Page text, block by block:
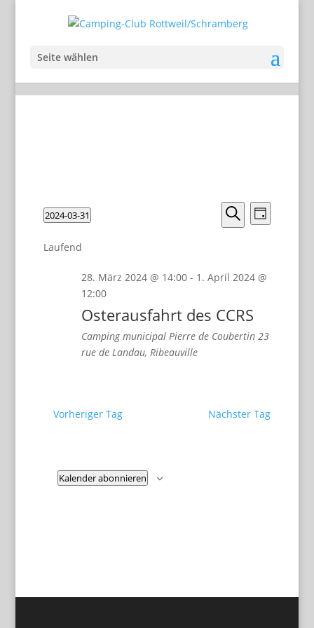
Seite wählen
Suche
Navigation
Suche
Tag
2024-03-31
wählen.
Laufend
28. März 2024 @ 14:00 - 1. April 2024 @
12:00
Osterausfahrt des CCRS
Camping municipal Pierre de Coubertin23
rue de Landau, Ribeauville
Vorheriger Tag Nächster Tag
Kalender abonnieren